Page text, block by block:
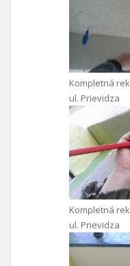
Kompletná
ul. Prievidza
Kompletná
ul. Prievidza